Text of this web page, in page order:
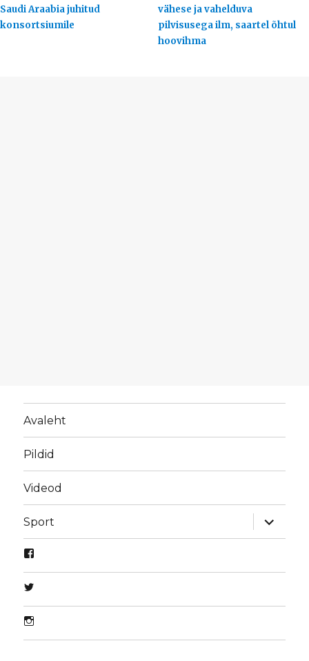
Saudi Araabia juhitud
konsortsiumile
vähese ja vahelduva
pilvisusega ilm, saartel õhtul
hoovihma
Avaleht
Pildid
Videod
Sport
laienda